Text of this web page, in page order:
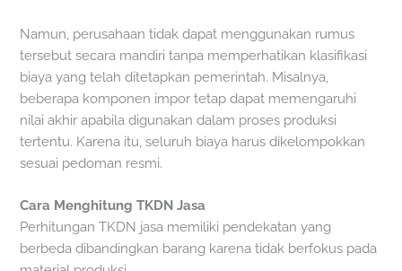
Namun, perusahaan tidak dapat menggunakan rumus
tersebut secara mandiri tanpa memperhatikan klasifikasi
biaya yang telah ditetapkan pemerintah. Misalnya,
beberapa komponen impor tetap dapat memengaruhi
nilai akhir apabila digunakan dalam proses produksi
tertentu. Karena itu, seluruh biaya harus dikelompokkan
sesuai pedoman resmi.
Cara Menghitung TKDN Jasa
Perhitungan TKDN jasa memiliki pendekatan yang
berbeda dibandingkan barang karena tidak berfokus pada